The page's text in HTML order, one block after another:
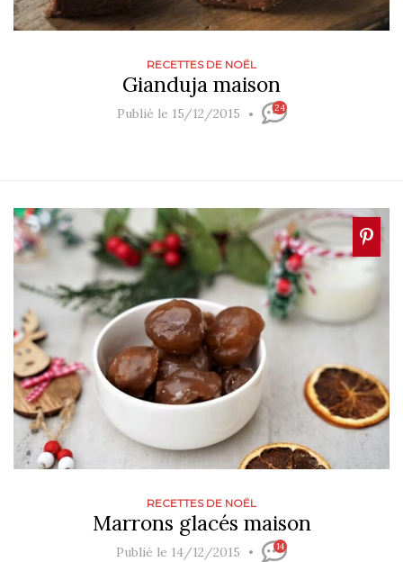
RECETTES DE NOËL
Gianduja maison
Publié le 15/12/2015 24
RECETTES DE NOËL
Marrons glacés maison
Publié le 14/12/2015 14